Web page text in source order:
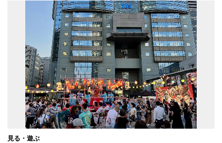
見る・遊ぶ